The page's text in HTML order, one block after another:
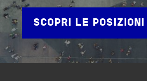
SCOPRI LE POSIZIONI